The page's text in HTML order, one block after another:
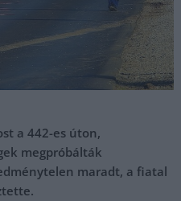
a 442-es úton,
megpróbálták
maradt, a fiatal